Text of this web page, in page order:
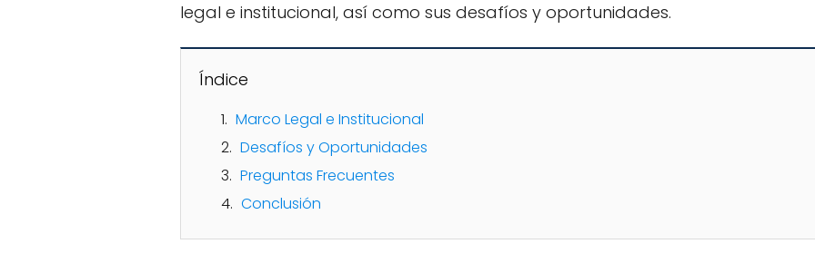
legal e institucional, así como sus desafíos y oportunidades.
Índice
Marco Legal e Institucional
Desafíos y Oportunidades
Preguntas Frecuentes
Conclusión